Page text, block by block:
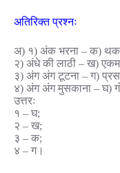
अतिरिक्त प्रश्नः
अ) १) अंक भरना – क)
२) अंधे की लाठी – ख)
३) अंग अंग टूटना – ग)
४) अंग अंग मुसकाना – घ)
उत्तरः
१ – घ;
२ – ख;
३ – क;
४ – ग।